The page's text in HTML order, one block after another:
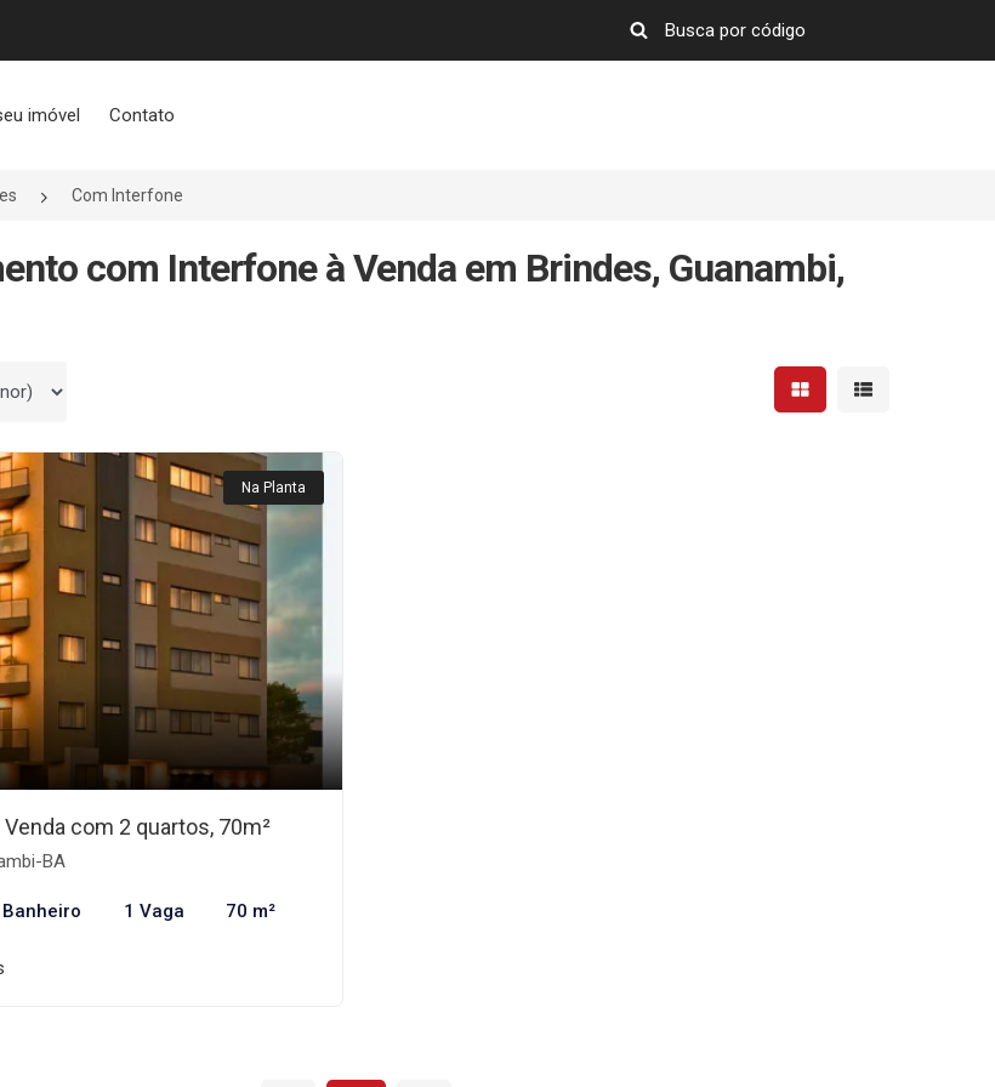
imóvel Contato
Com Interfone
com Interfone à Venda em Brindes, Guanambi,
Mostrar resultados em
Mostrar
Na Planta
com 2 quartos, 70m²
BA
Banheiro 1 Vaga 70 m²